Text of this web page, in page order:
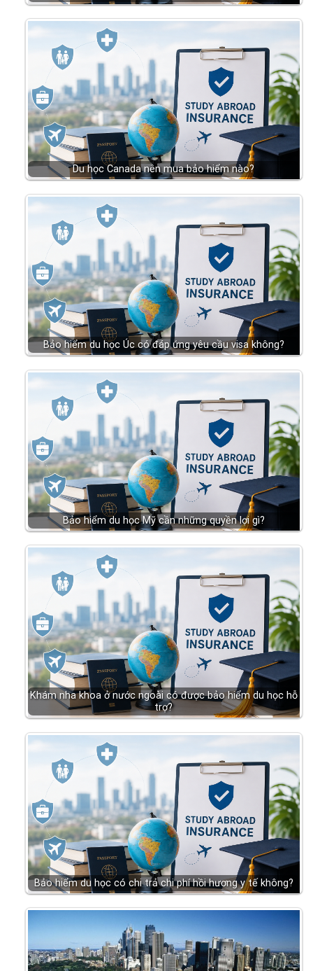
Du học Canada nên mua bảo hiểm nào?
Bảo hiểm du học Úc có đáp ứng yêu cầu visa không?
Bảo hiểm du học Mỹ cần những quyền lợi gì?
Khám nha khoa ở nước ngoài có được bảo hiểm du học hỗ
trợ?
Bảo hiểm du học có chi trả chi phí hồi hương y tế không?